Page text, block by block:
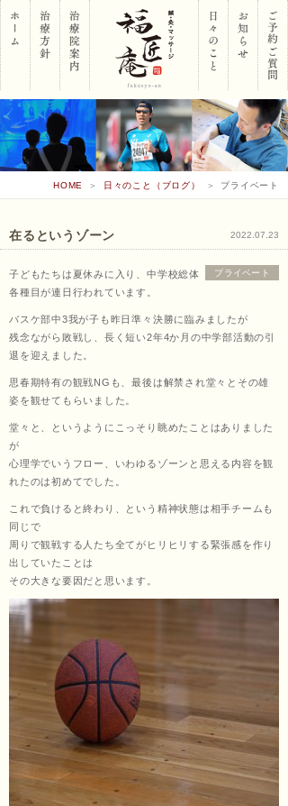
岡山
市南
区 鍼･
福匠
庵
（ふ
HOME ＞ 日々のこと（ブログ） ＞ プライベート
2022.07.23
在るというゾーン
プライベート
子どもたちは夏休みに入り、中学校総体
各種目が連日行われています。
バスケ部中3我が子も昨日準々決勝に臨みましたが
残念ながら敗戦し、長く短い2年4か月の中学部活動の引
退を迎えました。
思春期特有の観戦NGも、最後は解禁され堂々とその雄
姿を観せてもらいました。
堂々と、というようにこっそり眺めたことはありました
が
心理学でいうフロー、いわゆるゾーンと思える内容を観
れたのは初めてでした。
これで負けると終わり、という精神状態は相手チームも
同じで
周りで観戦する人たち全てがヒリヒリする緊張感を作り
出していたことは
その大きな要因だと思います。